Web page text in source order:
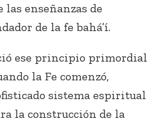
enseñanzas de
de la fe bahá’í.
ese principio primordial
la Fe comenzó,
sistema espiritual
la construcción de la